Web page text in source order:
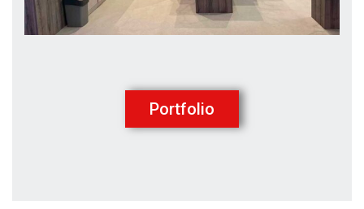
Portfolio